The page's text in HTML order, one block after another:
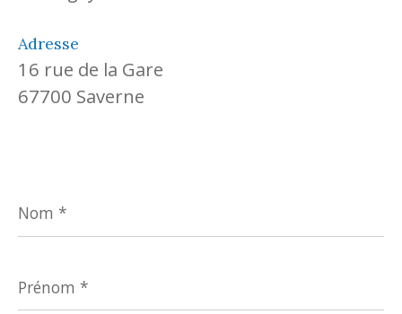
Adresse
16 rue de la Gare
67700 Saverne
*
*